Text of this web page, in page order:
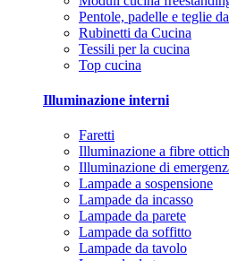
Pentole, padelle e teglie
Rubinetti da Cucina
Tessili per la cucina
Top cucina
Illuminazione interni
Faretti
Illuminazione a fibre
Illuminazione di
Lampade a sospensione
Lampade da incasso
Lampade da parete
Lampade da soffitto
Lampade da tavolo